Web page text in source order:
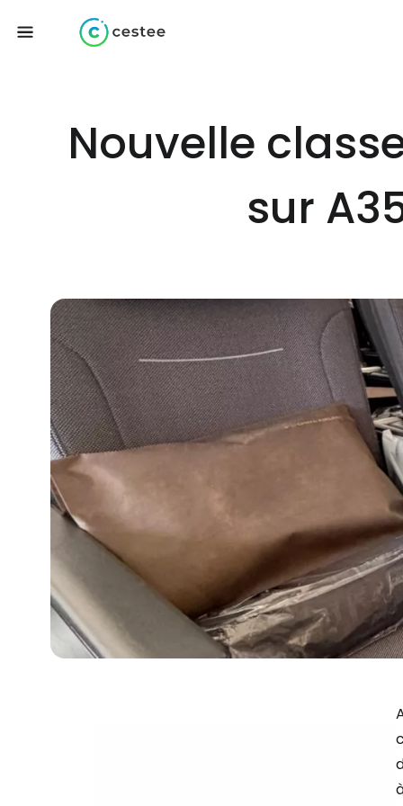
Nouvelle
sur